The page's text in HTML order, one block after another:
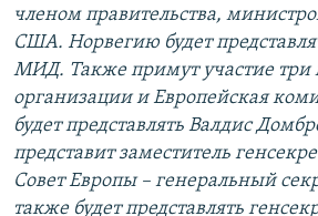
членом правительства,
США. Норвегию будет
МИД. Также примут участие
организации и Европейская
будет представлять Валдис
представит заместитель
Совет Европы – генеральный
также будет представлять